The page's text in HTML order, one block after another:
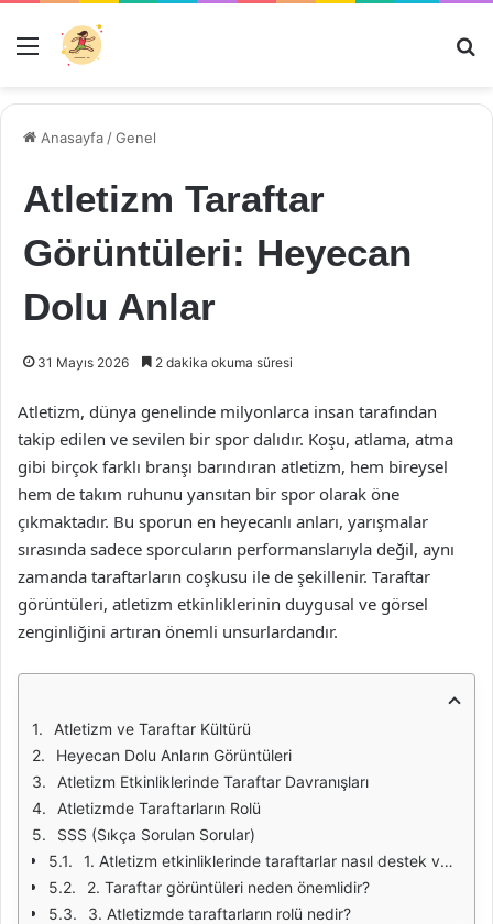
Menü
Anasayfa /Genel
Atletizm Taraftar
Görüntüleri: Heyecan
Dolu Anlar
31 Mayıs 2026 2 dakika okuma süresi
Atletizm, dünya genelinde milyonlarca insan tarafından
takip edilen ve sevilen bir spor dalıdır. Koşu, atlama, atma
gibi birçok farklı branşı barındıran atletizm, hem bireysel
hem de takım ruhunu yansıtan bir spor olarak öne
çıkmaktadır. Bu sporun en heyecanlı anları, yarışmalar
sırasında sadece sporcuların performanslarıyla değil, aynı
zamanda taraftarların coşkusu ile de şekillenir. Taraftar
görüntüleri, atletizm etkinliklerinin duygusal ve görsel
zenginliğini artıran önemli unsurlardandır.
Atletizm ve Taraftar Kültürü
Heyecan Dolu Anların Görüntüleri
Atletizm Etkinliklerinde Taraftar Davranışları
Atletizmde Taraftarların Rolü
SSS (Sıkça Sorulan Sorular)
1. Atletizm etkinliklerinde taraftarlar nasıl destek verebilir?
2. Taraftar görüntüleri neden önemlidir?
3. Atletizmde taraftarların rolü nedir?